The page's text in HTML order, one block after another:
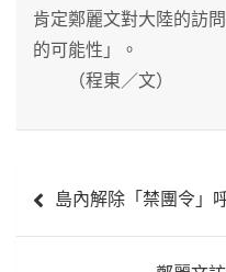
肯定鄭麗文對大陸的訪
的可能性」。
（程東／文）
章
島內解除「禁團令」